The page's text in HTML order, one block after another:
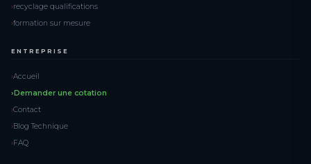
recyclage qualifications
formation sur mesure
ENTREPRISE
Accueil
Demander une cotation
Contact
Blog Technique
FAQ